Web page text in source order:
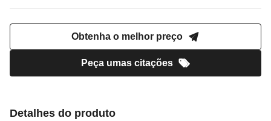
Obtenha o melhor preço
Peça umas citações
Detalhes do produto